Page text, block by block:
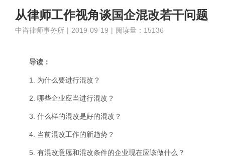
从律师工作视角谈国企混改若干问题
中咨律师事务所 | 2019-09-19 | 阅读量：15136
导读：
1. 为什么要进行混改？
2. 哪些企业应当进行混改？
3. 什么样的混改是好的混改？
4. 当前混改工作的新趋势？
5. 有混改意愿和混改条件的企业现在应该做什么？